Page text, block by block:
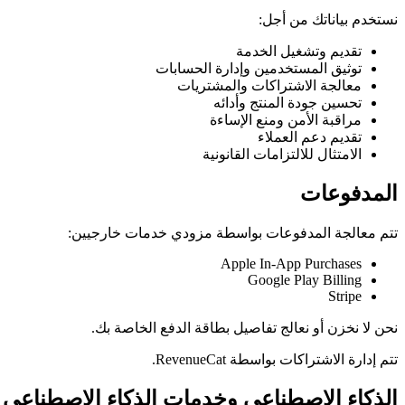
نستخدم بياناتك من أجل:
تقديم وتشغيل الخدمة
توثيق المستخدمين وإدارة الحسابات
معالجة الاشتراكات والمشتريات
تحسين جودة المنتج وأدائه
مراقبة الأمن ومنع الإساءة
تقديم دعم العملاء
الامتثال للالتزامات القانونية
المدفوعات
تتم معالجة المدفوعات بواسطة مزودي خدمات خارجيين:
Apple In-App Purchases
Google Play Billing
Stripe
نحن لا نخزن أو نعالج تفاصيل بطاقة الدفع الخاصة بك.
تتم إدارة الاشتراكات بواسطة RevenueCat.
الذكاء الاصطناعي وخدمات الذكاء الاصطناعي